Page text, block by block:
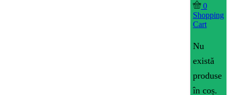
0
Shopping
Cart
Nu
există
produse
în coș.